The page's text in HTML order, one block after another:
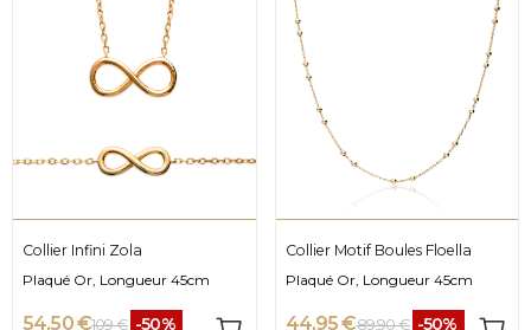
Collier Infini Zola
Plaqué Or, Longueur 45cm
54,50 €109 € -50%
Collier Motif Boules Floella
Plaqué Or, Longueur 45cm
44,95 €89,90 € -50%